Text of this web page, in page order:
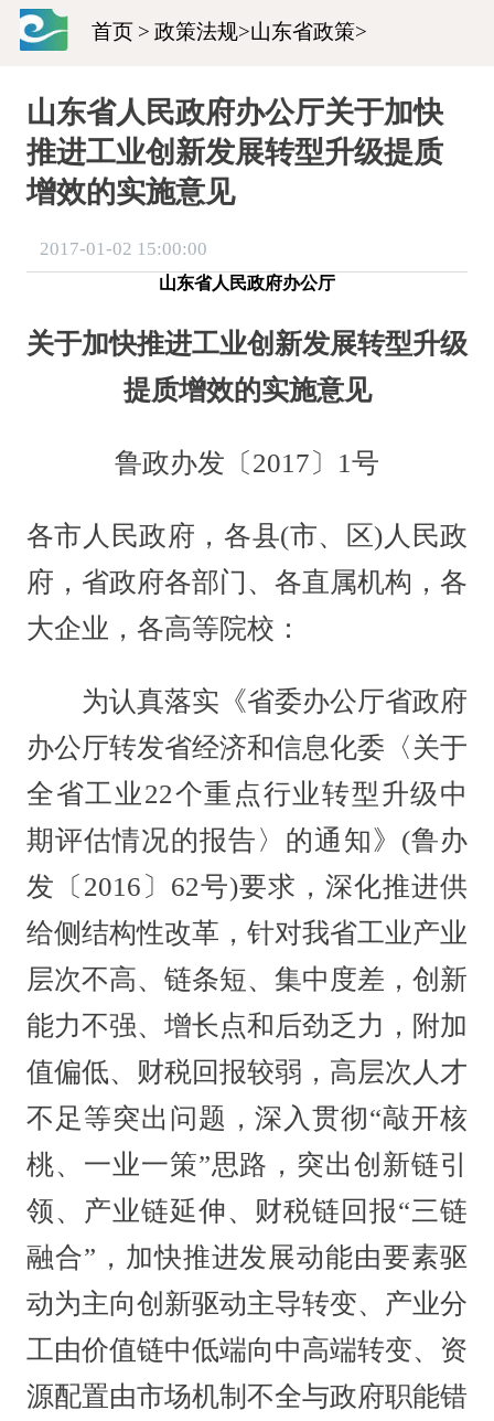
首页 > 政策法规>山东省政策>
山东省人民政府办公厅关于加快
推进工业创新发展转型升级提质
增效的实施意见
2017-01-02 15:00:00
山东省人民政府办公厅
关于加快推进工业创新发展转型升级
提质增效的实施意见
鲁政办发〔2017〕1号
各市人民政府，各县(市、区)人民政
府，省政府各部门、各直属机构，各
大企业，各高等院校：
为认真落实《省委办公厅省政府
办公厅转发省经济和信息化委〈关于
全省工业22个重点行业转型升级中
期评估情况的报告〉的通知》(鲁办
发〔2016〕62号)要求，深化推进供
给侧结构性改革，针对我省工业产业
层次不高、链条短、集中度差，创新
能力不强、增长点和后劲乏力，附加
值偏低、财税回报较弱，高层次人才
不足等突出问题，深入贯彻“敲开核
桃、一业一策”思路，突出创新链引
领、产业链延伸、财税链回报“三链
融合”，加快推进发展动能由要素驱
动为主向创新驱动主导转变、产业分
工由价值链中低端向中高端转变、资
源配置由市场机制不全与政府职能错